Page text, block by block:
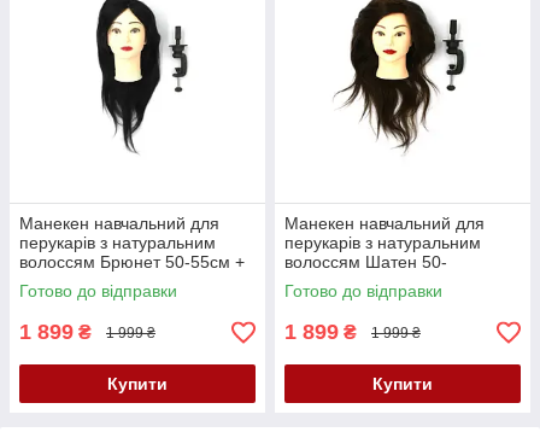
Манекен навчальний для
перукарів з натуральним
волоссям Брюнет 50-55см +
штатив SPL 518/A-1
Готово до відправки
1 899 ₴ 1 999 ₴
Купити
Манекен навчальний для
перукарів з натуральним
волоссям Шатен 50-
55см+штатив SPL 918/A-4
Готово до відправки
1 899 ₴ 1 999 ₴
Купити